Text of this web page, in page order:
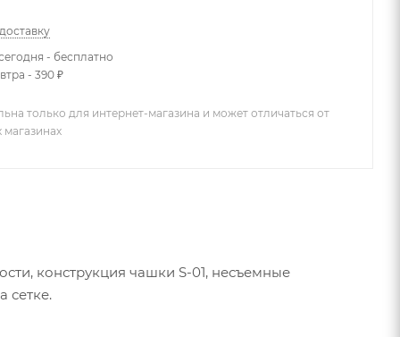
- бесплатно
- 390 ₽
только для интернет-магазина и может отличаться от
конструкция чашки S-01, несъемные
сетке.